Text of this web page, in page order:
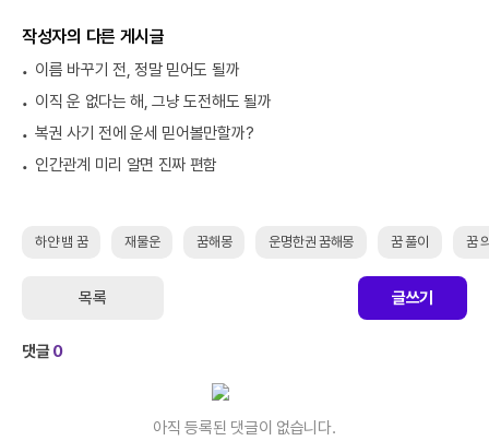
작성자의 다른 게시글
이름 바꾸기 전, 정말 믿어도 될까
이직 운 없다는 해, 그냥 도전해도 될까
복권 사기 전에 운세 믿어볼만할까?
인간관계 미리 알면 진짜 편함
하얀 뱀 꿈 재물운 꿈해몽 운명한권 꿈해몽 꿈 풀이 꿈
목록 글쓰기
댓글0
아직 등록된 댓글이 없습니다.